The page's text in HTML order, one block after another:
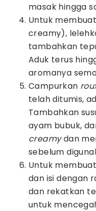
masak hingga
Untuk membuat
creamy),
tambahkan
Aduk terus
aromanya
Campurkan
telah ditumis,
Tambahkan
ayam bubuk,
creamydan
sebelum
Untuk
dan isi dengan
dan rekatkan
untuk